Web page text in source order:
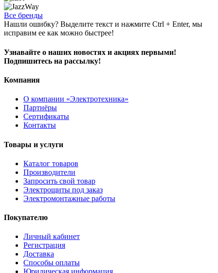
Все бренды
Нашли ошибку? Выделите текст и нажмите Ctrl + Enter, мы
исправим ее как можно быстрее!
Узнавайте о наших новостях и акциях первыми!
Подпишитесь на рассылку!
Компания
О компании «Электротехника»
Партнёры
Сертификаты
Контакты
Товары и услуги
Каталог товаров
Производители
Запросить свой товар
Электрощиты под заказ
Электромонтажные работы
Покупателю
Личный кабинет
Регистрация
Доставка
Способы оплаты